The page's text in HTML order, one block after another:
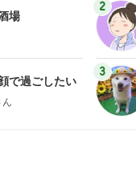
場
で過ごしたい
ん
2
3